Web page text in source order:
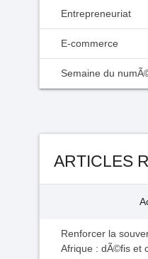
Entrepreneuriat
E-commerce
Semaine du
ARTICLES
Renforcer la
Afrique : dÃ©fis et